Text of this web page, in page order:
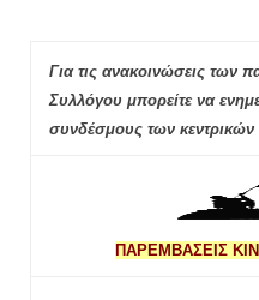
Για τις ανακοινώσεις των
Συλλόγου μπορείτε να
συνδέσμους των κεντρικών
ΠΑΡΕΜΒΑΣΕΙΣ